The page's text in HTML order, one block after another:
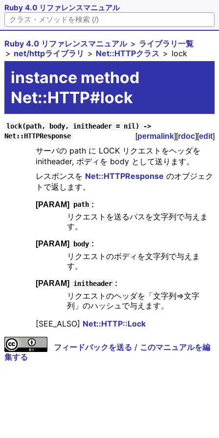
Ruby 4.0 リファレンスマニュアル
Ruby 4.0 リファレンスマニュアル
ライブラリ一覧
net/httpライブラリ
Net::HTTPクラス lock
instance method
Net::HTTP#lock
lock(path, body, initheader = nil) ->
Net::HTTPResponse
[permalink][rdoc][edit]
サーバの path に LOCK リクエストをヘッダを
initheader, ボディを body として送ります。
レスポンスを Net::HTTPResponse のオブジェク
トで返します。
[PARAM] path :
リクエストを送るパスを文字列で与えま
す。
[PARAM] body :
リクエストのボディを文字列で与えま
す。
[PARAM] initheader :
リクエストのヘッダを「文字列=>文字
列」のハッシュで与えます。
[SEE_ALSO] Net::HTTP::Lock
フィードバックを送る / このマニュアルを編
集する